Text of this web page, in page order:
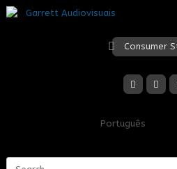
Skip
to
Consumer
Português